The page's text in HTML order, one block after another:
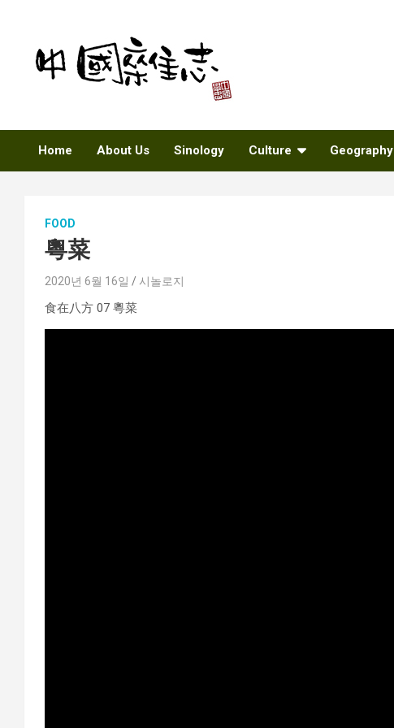
Sinozine
Home About Us Sinology Culture Geography
FOOD
粵菜
2020년 6월 16일 시놀로지
食在八方 07 粵菜